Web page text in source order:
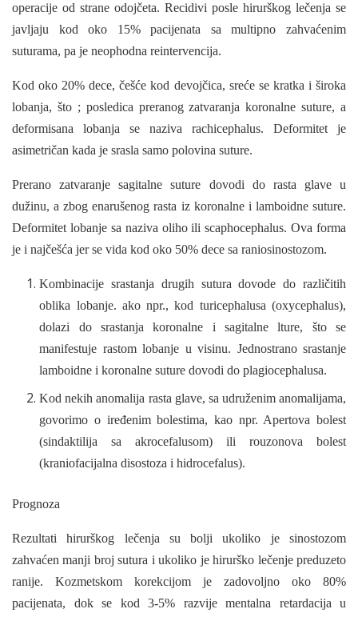
operacije od strane odojčeta. Recidivi posle hirurškog lečenja se
javljaju kod oko 15% pacijenata sa multipno zahvaćenim
suturama, pa je neophodna reintervencija.
Kod oko 20% dece, češće kod devojčica, sreće se kratka i široka
lobanja, što ; posledica preranog zatvaranja koronalne suture, a
deformisana lobanja se naziva rachicephalus. Deformitet je
asimetričan kada je srasla samo polovina suture.
Prerano zatvaranje sagitalne suture dovodi do rasta glave u
dužinu, a zbog enarušenog rasta iz koronalne i lamboidne suture.
Deformitet lobanje sa naziva oliho ili scaphocephalus. Ova forma
je i najčešća jer se vida kod oko 50% dece sa raniosinostozom.
Kombinacije srastanja drugih sutura dovode do različitih
oblika lobanje. ako npr., kod turicephalusa (oxycephalus),
dolazi do srastanja koronalne i sagitalne lture, što se
manifestuje rastom lobanje u visinu. Jednostrano srastanje
lamboidne i koronalne suture dovodi do plagiocephalusa.
Kod nekih anomalija rasta glave, sa udruženim anomalijama,
govorimo o iređenim bolestima, kao npr. Apertova bolest
(sindaktilija sa akrocefalusom) ili rouzonova bolest
(kraniofacijalna disostoza i hidrocefalus).
Prognoza
Rezultati hirurškog lečenja su bolji ukoliko je sinostozom
zahvaćen manji broj sutura i ukoliko je hirurško lečenje preduzeto
ranije. Kozmetskom korekcijom je zadovoljno oko 80%
pacijenata, dok se kod 3-5% razvije mentalna retardacija u